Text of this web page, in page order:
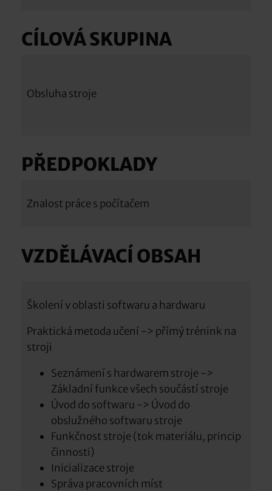
CÍLOVÁ SKUPINA
Obsluha stroje
PŘEDPOKLADY
Znalost práce s počítačem
VZDĚLÁVACÍ OBSAH
Školení v oblasti softwaru a hardwaru
Praktická metoda učení -> přímý trénink na
stroji
Seznámení s hardwarem stroje ->
Základní funkce všech součástí stroje
Úvod do softwaru -> Úvod do
obslužného softwaru stroje
Funkčnost stroje (tok materiálu, princip
činnosti)
Inicializace stroje
Správa pracovních míst